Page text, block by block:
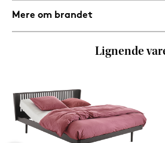
Mere om brandet
Lignende